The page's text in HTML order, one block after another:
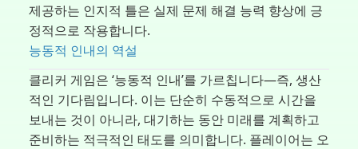
제공하는 인지적 틀은 실제 문제 해결 능력 향상에 긍
정적으로 작용합니다.
능동적 인내의 역설
클리커 게임은 ‘능동적 인내’를 가르칩니다—즉, 생산
적인 기다림입니다. 이는 단순히 수동적으로 시간을
보내는 것이 아니라, 대기하는 동안 미래를 계획하고
준비하는 적극적인 태도를 의미합니다. 플레이어는 오